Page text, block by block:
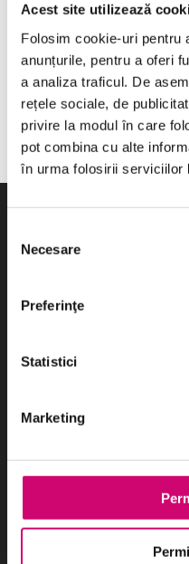
Acest site utilizează
Folosim cookie-uri pentru
anunțurile, pentru a oferi
a analiza traficul. De
rețele sociale, de
privire la modul în care
pot combina cu alte
în urma folosirii serviciilor
consimțământului
Necesare
Preferinţe
Statistici
Marketing
Transformare Digitală(90)
Vânzări și negocieri (10)
cursuri, platformă LMS și o